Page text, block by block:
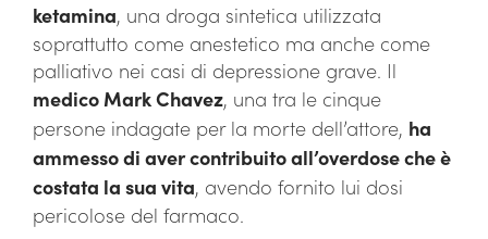
ketamina, una droga sintetica utilizzata
soprattutto come anestetico ma anche come
palliativo nei casi di depressione grave. Il
medico Mark Chavez, una tra le cinque
persone indagate per la morte dell’attore, ha
ammesso di aver contribuito all’overdose che è
costata la sua vita, avendo fornito lui dosi
pericolose del farmaco.